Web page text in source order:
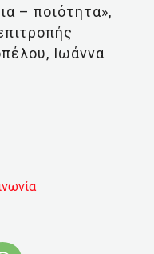
– ποιότητα»,
Ιωάννα